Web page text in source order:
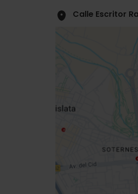
Calle Escritor
sidebar